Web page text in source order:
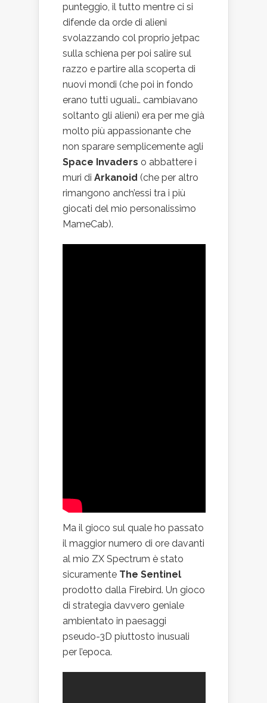
punteggio, il tutto mentre ci si
difende da orde di alieni
svolazzando col proprio jetpac
sulla schiena per poi salire sul
razzo e partire alla scoperta di
nuovi mondi (che poi in fondo
erano tutti uguali… cambiavano
soltanto gli alieni) era per me già
molto più appassionante che
non sparare semplicemente agli
Space Invaders o abbattere i
muri di Arkanoid (che per altro
rimangono anch’essi tra i più
giocati del mio personalissimo
MameCab).
Ma il gioco sul quale ho passato
il maggior numero di ore davanti
al mio ZX Spectrum è stato
sicuramente The Sentinel
prodotto dalla Firebird. Un gioco
di strategia davvero geniale
ambientato in paesaggi
pseudo-3D piuttosto inusuali
per l’epoca.